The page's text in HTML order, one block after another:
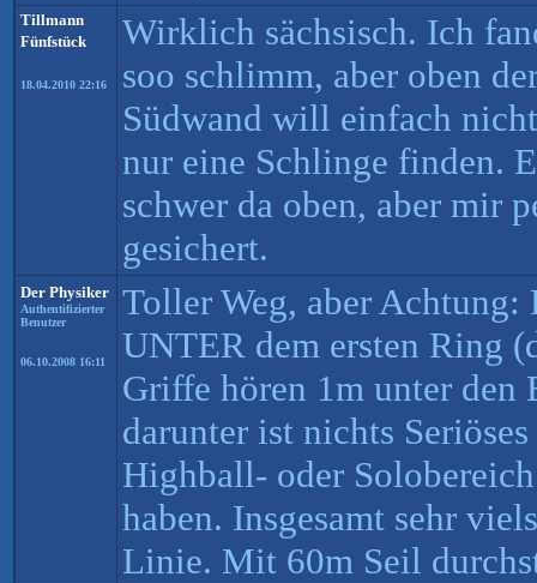
Tillmann
Fünfstück
18.04.2010 22:16
Wirklich sächsisch. Ich
soo schlimm, aber oben
Südwand will einfach
nur eine Schlinge finden.
schwer da oben, aber mir
gesichert.
Der Physiker
Authentifizierter
Benutzer
06.10.2008 16:11
Toller Weg, aber Achtung:
UNTER dem ersten Ring
Griffe hören 1m unter den
darunter ist nichts
Highball- oder
haben. Insgesamt sehr
Linie. Mit 60m Seil